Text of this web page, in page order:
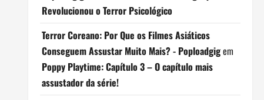
Revolucionou o Terror Psicológico
Terror Coreano: Por Que os Filmes Asiáticos
Conseguem Assustar Muito Mais? - Poploadgigem
Poppy Playtime: Capítulo 3 – O capítulo mais
assustador da série!